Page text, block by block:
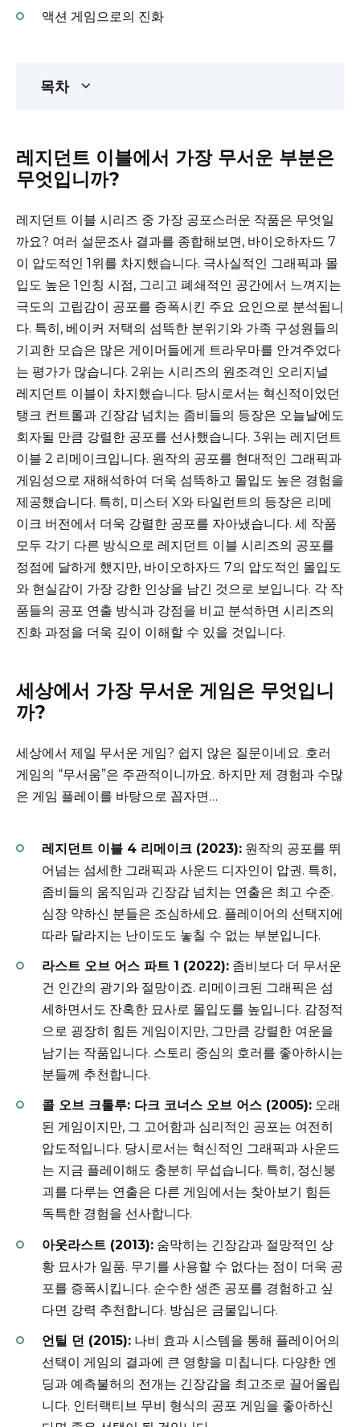
액션 게임으로의 진화
목차
레지던트 이블에서 가장 무서운 부분은
무엇입니까?
레지던트 이블 시리즈 중 가장 공포스러운 작품은 무엇일
까요? 여러 설문조사 결과를 종합해보면, 바이오하자드 7
이 압도적인 1위를 차지했습니다. 극사실적인 그래픽과 몰
입도 높은 1인칭 시점, 그리고 폐쇄적인 공간에서 느껴지는
극도의 고립감이 공포를 증폭시킨 주요 요인으로 분석됩니
다. 특히, 베이커 저택의 섬뜩한 분위기와 가족 구성원들의
기괴한 모습은 많은 게이머들에게 트라우마를 안겨주었다
는 평가가 많습니다. 2위는 시리즈의 원조격인 오리지널
레지던트 이블이 차지했습니다. 당시로서는 혁신적이었던
탱크 컨트롤과 긴장감 넘치는 좀비들의 등장은 오늘날에도
회자될 만큼 강렬한 공포를 선사했습니다. 3위는 레지던트
이블 2 리메이크입니다. 원작의 공포를 현대적인 그래픽과
게임성으로 재해석하여 더욱 섬뜩하고 몰입도 높은 경험을
제공했습니다. 특히, 미스터 X와 타일런트의 등장은 리메
이크 버전에서 더욱 강렬한 공포를 자아냈습니다. 세 작품
모두 각기 다른 방식으로 레지던트 이블 시리즈의 공포를
정점에 달하게 했지만, 바이오하자드 7의 압도적인 몰입도
와 현실감이 가장 강한 인상을 남긴 것으로 보입니다. 각 작
품들의 공포 연출 방식과 강점을 비교 분석하면 시리즈의
진화 과정을 더욱 깊이 이해할 수 있을 것입니다.
세상에서 가장 무서운 게임은 무엇입니
까?
세상에서 제일 무서운 게임? 쉽지 않은 질문이네요. 호러
게임의 “무서움”은 주관적이니까요. 하지만 제 경험과 수많
은 게임 플레이를 바탕으로 꼽자면…
레지던트 이블 4 리메이크 (2023): 원작의 공포를 뛰
어넘는 섬세한 그래픽과 사운드 디자인이 압권. 특히,
좀비들의 움직임과 긴장감 넘치는 연출은 최고 수준.
심장 약하신 분들은 조심하세요. 플레이어의 선택지에
따라 달라지는 난이도도 놓칠 수 없는 부분입니다.
라스트 오브 어스 파트 1 (2022): 좀비보다 더 무서운
건 인간의 광기와 절망이죠. 리메이크된 그래픽은 섬
세하면서도 잔혹한 묘사로 몰입도를 높입니다. 감정적
으로 굉장히 힘든 게임이지만, 그만큼 강렬한 여운을
남기는 작품입니다. 스토리 중심의 호러를 좋아하시는
분들께 추천합니다.
콜 오브 크툴루: 다크 코너스 오브 어스 (2005): 오래
된 게임이지만, 그 고어함과 심리적인 공포는 여전히
압도적입니다. 당시로서는 혁신적인 그래픽과 사운드
는 지금 플레이해도 충분히 무섭습니다. 특히, 정신붕
괴를 다루는 연출은 다른 게임에서는 찾아보기 힘든
독특한 경험을 선사합니다.
아웃라스트 (2013): 숨막히는 긴장감과 절망적인 상
황 묘사가 일품. 무기를 사용할 수 없다는 점이 더욱 공
포를 증폭시킵니다. 순수한 생존 공포를 경험하고 싶
다면 강력 추천합니다. 방심은 금물입니다.
언틸 던 (2015): 나비 효과 시스템을 통해 플레이어의
선택이 게임의 결과에 큰 영향을 미칩니다. 다양한 엔
딩과 예측불허의 전개는 긴장감을 최고조로 끌어올립
니다. 인터랙티브 무비 형식의 공포 게임을 좋아하신